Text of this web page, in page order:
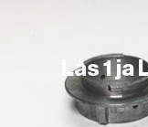
Lås 1